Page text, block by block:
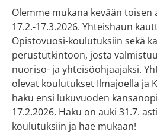
Olemme mukana kevään toisen
17.2.-17.3.2026. Yhteishaun
Opistovuosi-koulutuksiin sekä
perustutkintoon, josta
nuoriso- ja yhteisöohjaajaksi.
olevat koulutukset Ilmajoella ja
haku ensi lukuvuoden
17.2.2026. Haku on auki 31.7.
koulutuksiin ja hae mukaan!